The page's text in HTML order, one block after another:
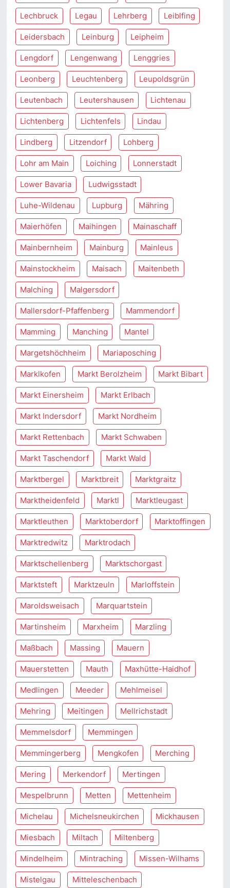
Lechbruck Legau Lehrberg Leiblfing
Leidersbach Leinburg Leipheim
Lengdorf Lengenwang Lenggries
Leonberg Leuchtenberg Leupoldsgrün
Leutenbach Leutershausen Lichtenau
Lichtenberg Lichtenfels Lindau
Lindberg Litzendorf Lohberg
Lohr am Main Loiching Lonnerstadt
Lower Bavaria Ludwigsstadt
Luhe-Wildenau Lupburg Mähring
Maierhöfen Maihingen Mainaschaff
Mainbernheim Mainburg Mainleus
Mainstockheim Maisach Maitenbeth
Malching Malgersdorf
Mallersdorf-Pfaffenberg Mammendorf
Mamming Manching Mantel
Margetshöchheim Mariaposching
Marklkofen Markt Berolzheim Markt Bibart
Markt Einersheim Markt Erlbach
Markt Indersdorf Markt Nordheim
Markt Rettenbach Markt Schwaben
Markt Taschendorf Markt Wald
Marktbergel Marktbreit Marktgraitz
Marktheidenfeld Marktl Marktleugast
Marktleuthen Marktoberdorf Marktoffingen
Marktredwitz Marktrodach
Marktschellenberg Marktschorgast
Marktsteft Marktzeuln Marloffstein
Maroldsweisach Marquartstein
Martinsheim Marxheim Marzling
Maßbach Massing Mauern
Mauerstetten Mauth Maxhütte-Haidhof
Medlingen Meeder Mehlmeisel
Mehring Meitingen Mellrichstadt
Memmelsdorf Memmingen
Memmingerberg Mengkofen Merching
Mering Merkendorf Mertingen
Mespelbrunn Metten Mettenheim
Michelau Michelsneukirchen Mickhausen
Miesbach Miltach Miltenberg
Mindelheim Mintraching Missen-Wilhams
Mistelgau Mitteleschenbach